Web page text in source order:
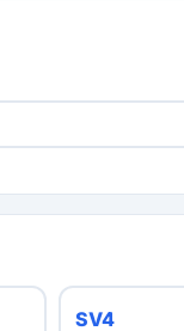
SV4